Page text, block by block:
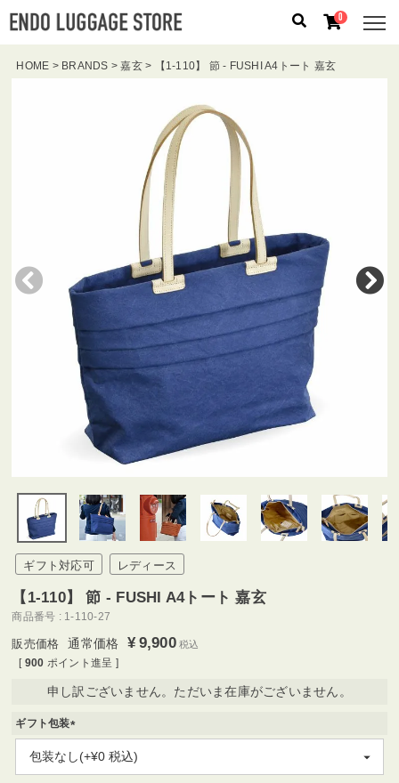
カテゴリから探す
ブランドから探す
泊数から探す
価格 円 〜
検索する
0
HOME BRANDS 嘉玄 【1-110】 節 - FUSHI A4トート 嘉玄
ギフト対応可 レディース
【1-110】 節 - FUSHI A4トート 嘉玄
商品番号 1-110-27
通常価格 ¥9,900 税込
[ 900 ポイント進呈 ]
申し訳ございません。ただいま在庫がございません。
ギフト包装
(
必
須